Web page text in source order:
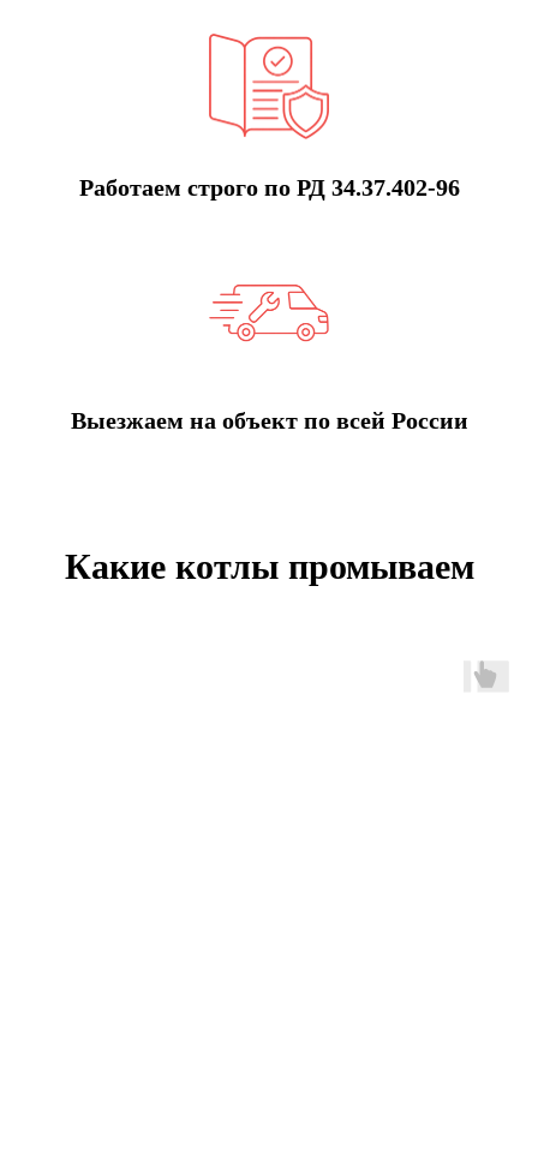
Работаем строго по РД 34.37.402-96
Выезжаем на объект по всей России
Какие котлы промываем